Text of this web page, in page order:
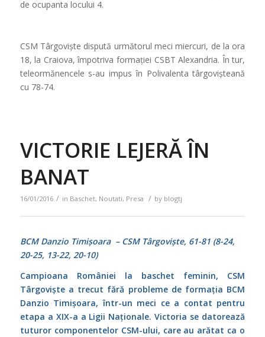
de ocupanta locului 4.
CSM Târgoviște dispută următorul meci miercuri, de la ora
18, la Craiova, împotriva formației CSBT Alexandria. În tur,
teleormănencele s-au impus în Polivalenta târgovișteană
cu 78-74.
VICTORIE LEJERĂ ÎN
BANAT
16/01/2016 / in Baschet, Noutati, Presa / by blogtj
BCM Danzio Timișoara – CSM Târgoviște, 61-81 (8-24,
20-25, 13-22, 20-10)
Campioana României la baschet feminin, CSM
Târgoviște a trecut fără probleme de formația BCM
Danzio Timișoara, într-un meci ce a contat pentru
etapa a XIX-a a Ligii Naționale. Victoria se datorează
tuturor componentelor CSM-ului, care au arătat ca o